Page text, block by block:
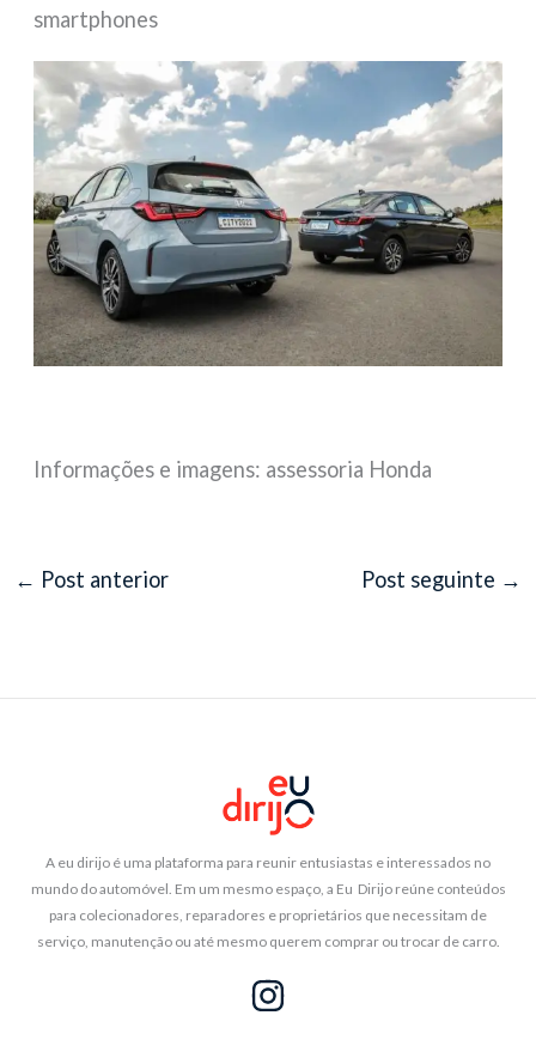
smartphones
Informações e imagens: assessoria Honda
← Post anterior Post seguinte →
A eu dirijo é uma plataforma para reunir entusiastas e interessados no
mundo do automóvel. Em um mesmo espaço, a Eu Dirijo reúne conteúdos
para colecionadores, reparadores e proprietários que necessitam de
serviço, manutenção ou até mesmo querem comprar ou trocar de carro.